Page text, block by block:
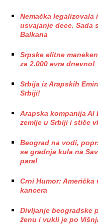
Nemačka
usvajanje dece. Sada
Balkana
Srpske elitne
za 2.000 evra dnevno!
Srbija iz Arapskih
Srbiji!
Arapska kompanija Al
zemlje u Srbiji i stiče
Beograd na vodi,
se gradnja kula na
para!
Crni Humor: Američka
kancera
Divljanje beogradske
ženu i vukli je po